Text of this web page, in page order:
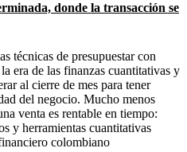
donde la transacción se
técnicas de presupuestar con
era de las finanzas cuantitativas y
al cierre de mes para tener
del negocio. Mucho menos
venta es rentable en tiempo:
y herramientas cuantitativas
colombiano